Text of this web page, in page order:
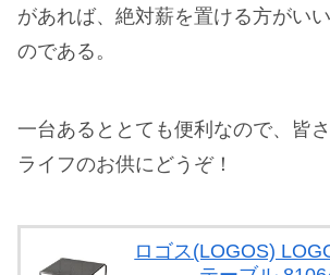
があれば、絶対薪を置ける方がい
のである。
一台あるととても便利なので、皆
ライフのお供にどうぞ！
ロゴス(LOGOS)